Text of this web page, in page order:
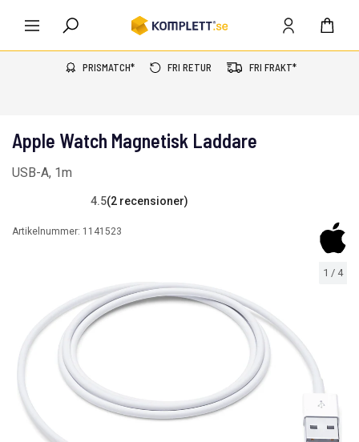
PRISMATCH* FRI RETUR FRI FRAKT*
1 / 4
Apple Watch Magnetisk Laddare
USB-A, 1m
4.5(2 recensioner)
Artikelnummer: 1141523